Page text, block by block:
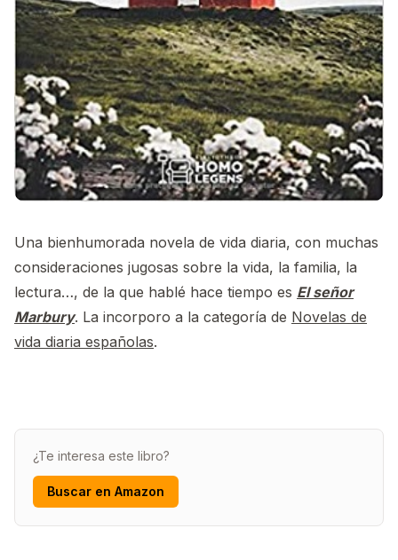
Una bienhumorada novela de vida diaria, con muchas
consideraciones jugosas sobre la vida, la familia, la
lectura…, de la que hablé hace tiempo es El señor
Marbury. La incorporo a la categoría de Novelas de
vida diaria españolas.
¿Te interesa este libro?
Buscar en Amazon